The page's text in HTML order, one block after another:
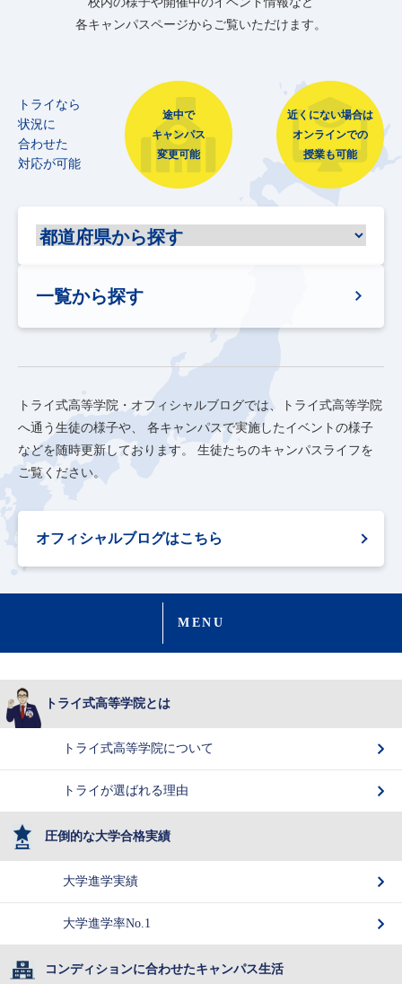
各キャンパスページからご覧いただけます。
トライなら
状況に
合わせた
対応が可能
途中で
キャンパス
変更可能
近くにない場合は
オンラインでの
授業も可能
一覧から探す
トライ式高等学院・オフィシャルブログでは、トライ式高等学院
へ通う生徒の様子や、
各キャンパスで実施したイベントの様子
などを随時更新しております。
生徒たちのキャンパスライフを
ご覧ください。
オフィシャルブログはこちら
MENU
トライ式高等学院とは
トライ式高等学院について
トライが選ばれる理由
圧倒的な大学合格実績
大学進学実績
大学進学率No.1
コンディションに合わせたキャンパス生活